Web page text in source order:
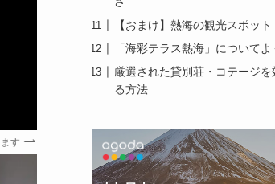
す
【おまけ】熱海の観光スポット
「海彩テラス熱海」について
厳選された貸別荘・コテージを
る方法